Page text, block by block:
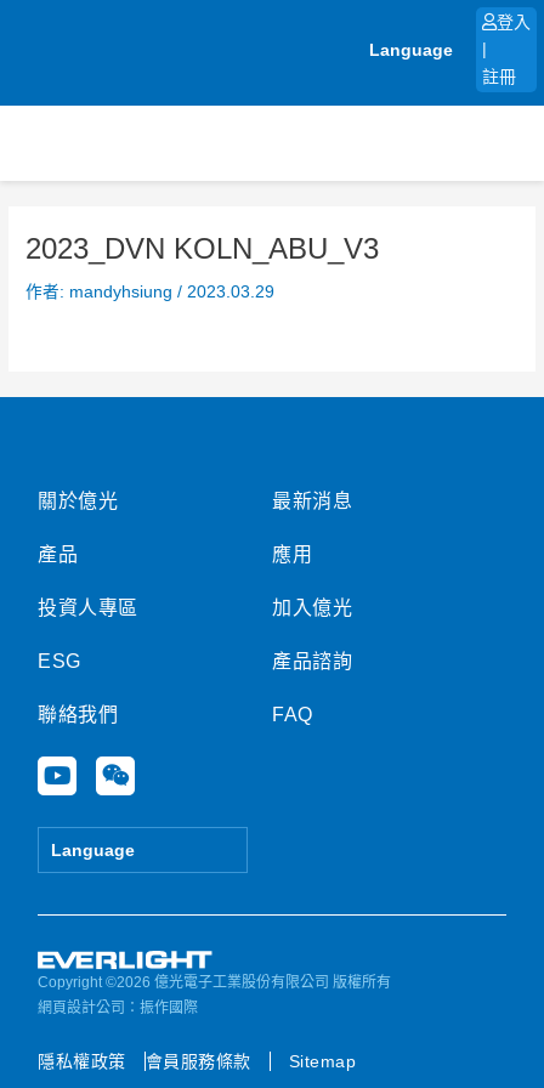
Language
登入
註冊
2023_DVN KOLN_ABU_V3
作者: mandyhsiung/ 2023.03.29
關於億光
產品
投資人專區
ESG
聯絡我們
Y
o
u
e
W
e
i
Language
最新消息
應用
加入億光
產品諮詢
FAQ
Copyright ©2026 億光電子工業股份有限公司 版權所有
網頁設計公司 ：振作國際
隱私權政策 會員服務條款 Sitemap